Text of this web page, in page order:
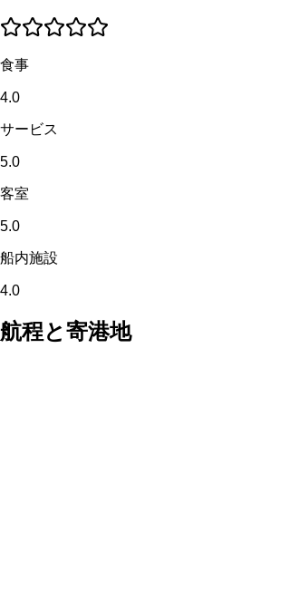
食事
4.0
サービス
5.0
客室
5.0
船内施設
4.0
航程と寄港地